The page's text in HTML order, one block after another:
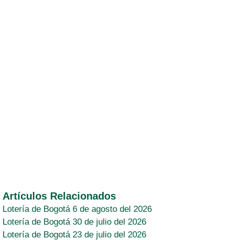
Artículos Relacionados
Lotería de Bogotá 6 de agosto del 2026
Lotería de Bogotá 30 de julio del 2026
Lotería de Bogotá 23 de julio del 2026